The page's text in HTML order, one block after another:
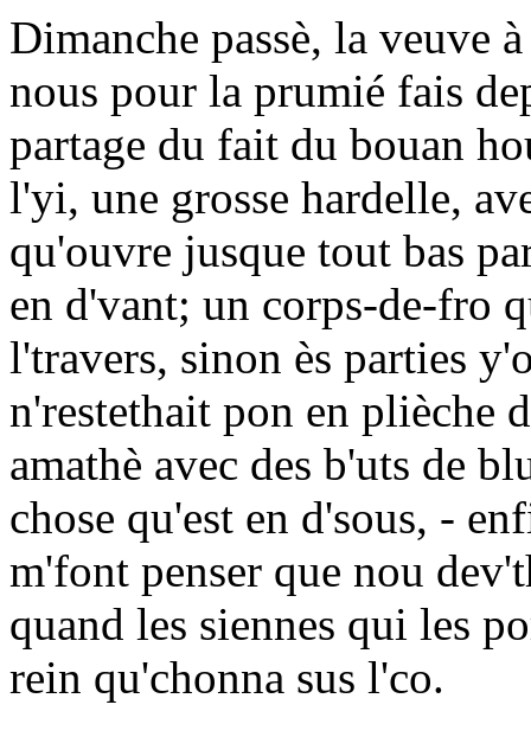
Dimanche passè, la veuve
nous pour la prumié fais
partage du fait du bouan
l'yi, une grosse hardelle,
qu'ouvre jusque tout bas
en d'vant; un corps-de-fro
l'travers, sinon ès parties
n'restethait pon en plièche
amathè avec des b'uts de
chose qu'est en d'sous, -
m'font penser que nou
quand les siennes qui les
rein qu'chonna sus l'co.